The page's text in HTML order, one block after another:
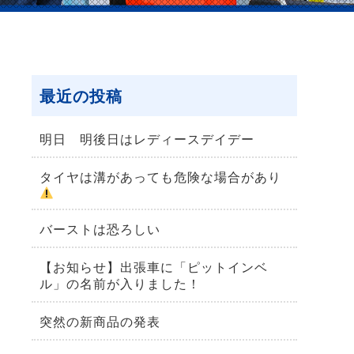
最近の投稿
明日 明後日はレディースデイデー
タイヤは溝があっても危険な場合があり
バーストは恐ろしい
【お知らせ】出張車に「ピットインベ
ル」の名前が入りました！
突然の新商品の発表